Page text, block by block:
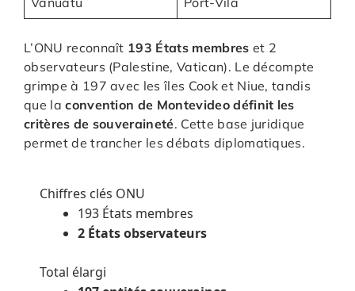
L’ONU reconnaît 193 États membres et 2
observateurs (Palestine, Vatican). Le décompte
grimpe à 197 avec les îles Cook et Niue, tandis
que laconvention de Montevideo définit les
critères de souveraineté. Cette base juridique
permet de trancher les débats diplomatiques.
Chiffres clés ONU
193 États membres
2 États observateurs
Total élargi